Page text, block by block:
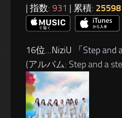
| 指数: 931 | 累積: 25598
16位…NiziU 「 Step and
(アルバム: Step and a